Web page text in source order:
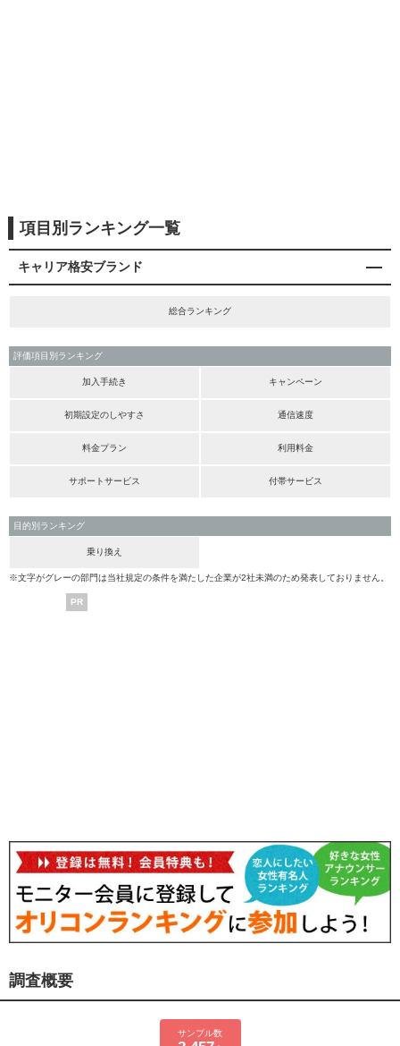
項目別ランキング一覧
キャリア格安ブランド
総合ランキング
評価項目別ランキング
加入手続き キャンペーン
初期設定のしやすさ 通信速度
料金プラン 利用料金
サポートサービス 付帯サービス
目的別ランキング
乗り換え
※文字がグレーの部門は当社規定の条件を満たした企業が2社未満のため発表しておりません。
PR
調査概要
サンプル数